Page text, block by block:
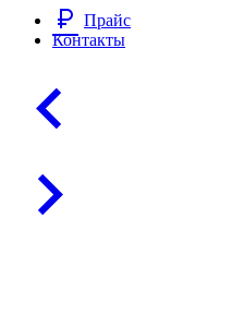
currency_ruble Прайс
Контакты
chevron_left
chevron_right